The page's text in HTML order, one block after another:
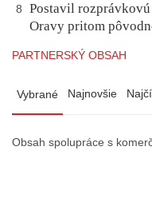
8
Postavil
Oravy pritom
PARTNERSKÝ OBSAH
Vybrané Najnovšie
Obsah spolupráce s